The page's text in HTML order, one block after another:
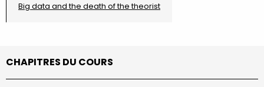
Big data and the death of the theorist
CHAPITRES DU COURS